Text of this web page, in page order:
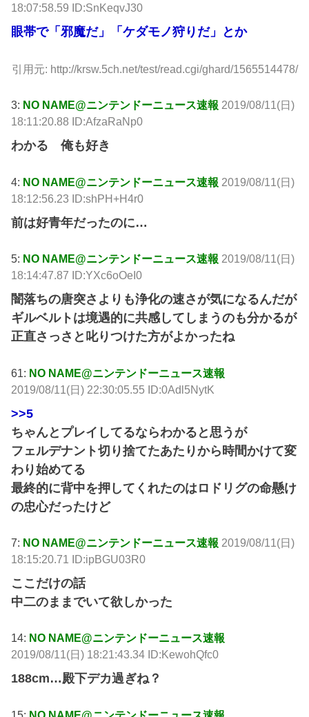
18:07:58.59 ID:SnKeqvJ30
眼帯で「邪魔だ」「ケダモノ狩りだ」とか
引用元: http://krsw.5ch.net/test/read.cgi/ghard/1565514478/
3: NO NAME@ニンテンドーニュース速報 2019/08/11(日)
18:11:20.88 ID:AfzaRaNp0
わかる 俺も好き
4: NO NAME@ニンテンドーニュース速報 2019/08/11(日)
18:12:56.23 ID:shPH+H4r0
前は好青年だったのに…
5: NO NAME@ニンテンドーニュース速報 2019/08/11(日)
18:14:47.87 ID:YXc6oOeI0
闇落ちの唐突さよりも浄化の速さが気になるんだが
ギルベルトは境遇的に共感してしまうのも分かるが
正直さっさと叱りつけた方がよかったね
61: NO NAME@ニンテンドーニュース速報
2019/08/11(日) 22:30:05.55 ID:0Adl5NytK
>>5
ちゃんとプレイしてるならわかると思うが
フェルデナント切り捨てたあたりから時間かけて変
わり始めてる
最終的に背中を押してくれたのはロドリグの命懸け
の忠心だったけど
7: NO NAME@ニンテンドーニュース速報 2019/08/11(日)
18:15:20.71 ID:ipBGU03R0
ここだけの話
中二のままでいて欲しかった
14: NO NAME@ニンテンドーニュース速報
2019/08/11(日) 18:21:43.34 ID:KewohQfc0
188cm…殿下デカ過ぎね？